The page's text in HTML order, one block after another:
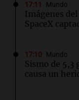
17:11 Mundo
Imágenes
SpaceX
17:10 Mundo
Sismo de 5,3
causa un